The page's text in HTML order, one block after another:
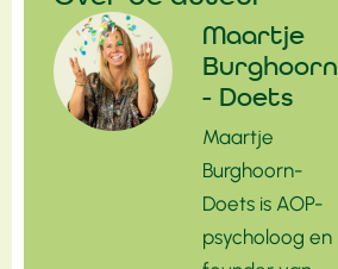
Maartje
Burghoorn
- Doets
Maartje
Burghoorn-
Doets is AOP-
psycholoog en